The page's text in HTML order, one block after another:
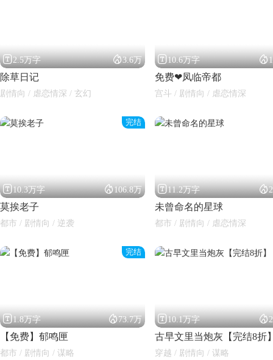
2.5万字 3.6万
除草日记
剧情向 / 虐恋情深 / 玄幻
10.6万字 
免费❤凤临帝都
宫斗 / 剧情向 / 虐恋情深
完结
10.3万字 106.8万
莫挨老子
都市 / 剧情向 / 逆袭
11.2万字 
未曾命名的星球
都市 / 剧情向 / 虐恋情深
完结
1.8万字 73.7万
【免费】郁鸣匣
都市 / 剧情向 / 谋略
10.1万字 
古早文里当炮灰【完结8折
穿越 / 剧情向 / 谋略